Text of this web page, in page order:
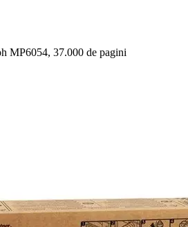
MP6054, 37.000 de pagini